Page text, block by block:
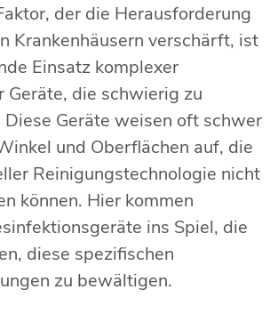
der die Herausforderung
Krankenhäusern verschärft, ist
Einsatz komplexer
Geräte, die schwierig zu
Diese Geräte weisen oft schwer
und Oberflächen auf, die
Reinigungstechnologie nicht
können. Hier kommen
ins Spiel, die
diese spezifischen
zu bewältigen.